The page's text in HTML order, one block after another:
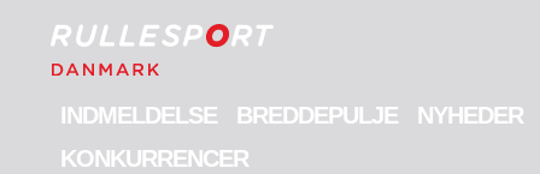
INDMELDELSE BREDDEPULJE NYHEDER
KONKURRENCER